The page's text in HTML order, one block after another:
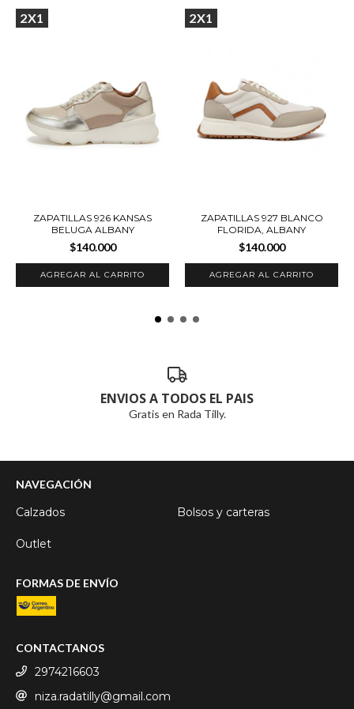
2X1
ZAPATILLAS 926 KANSAS
BELUGA ALBANY
$140.000
AGREGAR AL CARRITO
2X1
ZAPATILLAS 927 BLANCO
FLORIDA, ALBANY
$140.000
AGREGAR AL CARRITO
ENVIOS A TODOS EL PAIS
Gratis en Rada Tilly.
NAVEGACIÓN
Calzados Bolsos y carteras
Outlet
FORMAS DE ENVÍO
CONTACTANOS
2974216603
niza.radatilly@gmail.com